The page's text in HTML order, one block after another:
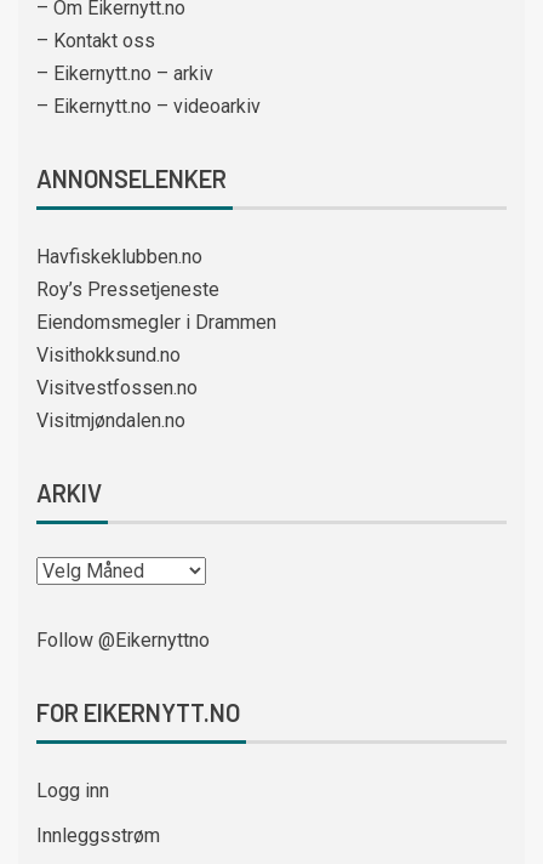
– Om Eikernytt.no
– Kontakt oss
– Eikernytt.no – arkiv
– Eikernytt.no – videoarkiv
ANNONSELENKER
Havfiskeklubben.no
Roy’s Pressetjeneste
Eiendomsmegler i Drammen
Visithokksund.no
Visitvestfossen.no
Visitmjøndalen.no
ARKIV
Follow @Eikernyttno
FOR EIKERNYTT.NO
Logg inn
Innleggsstrøm